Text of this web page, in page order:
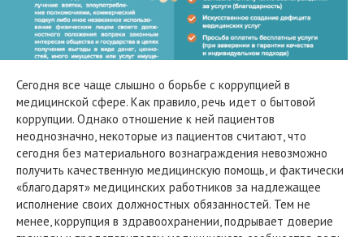
Сегодня все чаще слышно о борьбе с коррупцией в
медицинской сфере. Как правило, речь идет о бытовой
коррупции. Однако отношение к ней пациентов
неоднозначно, некоторые из пациентов считают, что
сегодня без материального вознаграждения невозможно
получить качественную медицинскую помощь, и фактически
«благодарят» медицинских работников за надлежащее
исполнение своих должностных обязанностей. Тем не
менее, коррупция в здравоохранении, подрывает доверие